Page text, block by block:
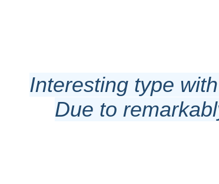
Interesting type
Due to